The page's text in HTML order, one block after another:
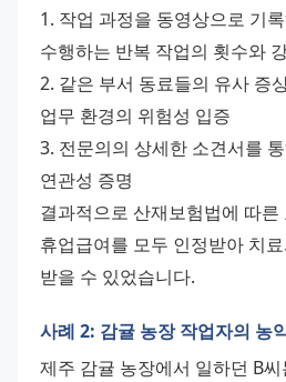
1. 작업 과정을 동영상으로 기
수행하는 반복 작업의 횟수와
2. 같은 부서 동료들의 유사 증
업무 환경의 위험성 입증
3. 전문의의 상세한 소견서를
연관성 증명
결과적으로 산재보험법에 따른
휴업급여를 모두 인정받아 치
받을 수 있었습니다.
사례 2: 감귤 농장 작업자의 농
제주 감귤 농장에서 일하던 B